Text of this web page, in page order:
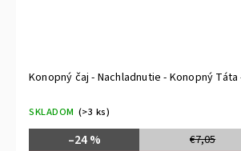
Konopný čaj - Nachladnutie - Konopný Táta
SKLADOM (>3 ks)
€7,05
–24 %